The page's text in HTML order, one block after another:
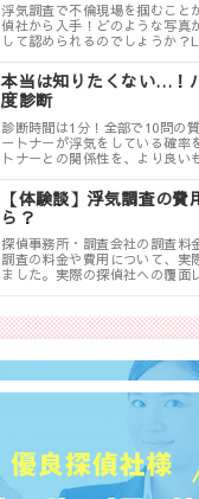
浮気調査で不倫現場を掴むこと
偵社から入手！どのような写真
して認められるのでしょうか？
写真について解説します。
本当は知りたくない…！
度診断
診断時間は1分！全部で10問の
ートナーが浮気をしている確率
トナーとの関係性を、より良い
【体験談】浮気調査の費
ら？
探偵事務所・調査会社の調査料
調査の料金や費用について、実
ました。実際の探偵社への覆面